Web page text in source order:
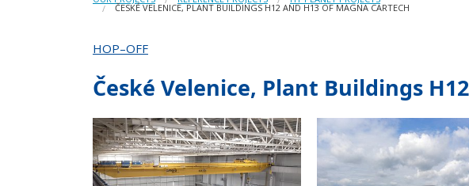
ČESKÉ VELENICE, PLANT BUILDINGS H12 AND H13 OF MAGNA CARTECH
HOP–OFF
České Velenice, Plant Buildings